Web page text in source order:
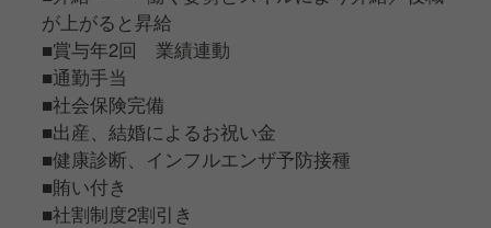
が上がると昇給
■賞与年2回 業績連動
■通勤手当
■社会保険完備
■出産、結婚によるお祝い金
■健康診断、インフルエンザ予防接種
■賄い付き
■社割制度2割引き